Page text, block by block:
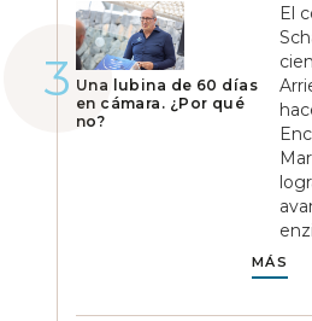
Una lubina de 60 días
en cámara. ¿Por qué
no?
El
MÁS